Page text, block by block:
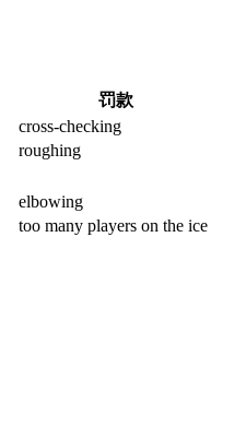
罚款
cross-checking
roughing
elbowing
too many players on the ice